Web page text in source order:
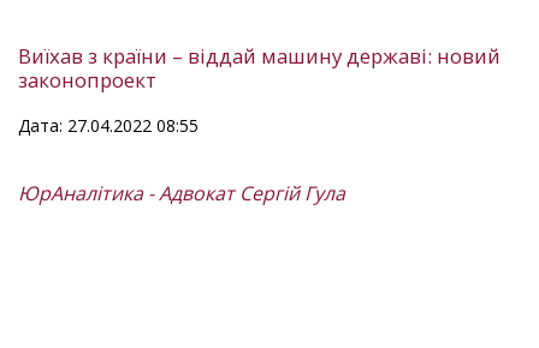
Виїхав з країни – віддай машину державі: новий
законопроект
Дата: 27.04.2022 08:55
ЮрАналітика - Адвокат Сергій Гула